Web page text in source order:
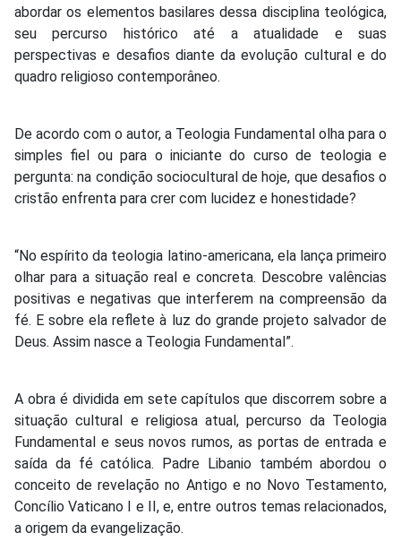
abordar os elementos basilares dessa disciplina teológica,
seu percurso histórico até a atualidade e suas
perspectivas e desafios diante da evolução cultural e do
quadro religioso contemporâneo.
De acordo com o autor, a Teologia Fundamental olha para o
simples fiel ou para o iniciante do curso de teologia e
pergunta: na condição sociocultural de hoje, que desafios o
cristão enfrenta para crer com lucidez e honestidade?
“No espírito da teologia latino-americana, ela lança primeiro
olhar para a situação real e concreta. Descobre valências
positivas e negativas que interferem na compreensão da
fé. E sobre ela reflete à luz do grande projeto salvador de
Deus. Assim nasce a Teologia Fundamental”.
A obra é dividida em sete capítulos que discorrem sobre a
situação cultural e religiosa atual, percurso da Teologia
Fundamental e seus novos rumos, as portas de entrada e
saída da fé católica. Padre Libanio também abordou o
conceito de revelação no Antigo e no Novo Testamento,
Concílio Vaticano I e II, e, entre outros temas relacionados,
a origem da evangelização.